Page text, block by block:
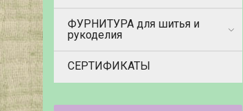
ФУРНИТУРА для шитья и
рукоделия
СЕРТИФИКАТЫ